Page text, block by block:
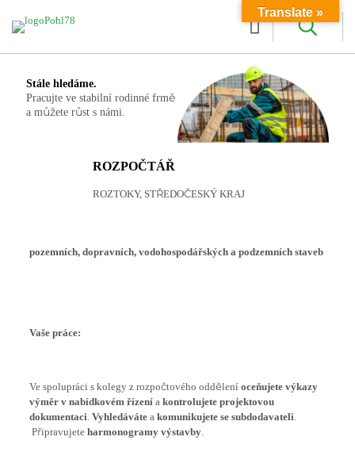
Stále hledáme.
Pracujte ve stabilní rodinné frmě
a můžete růst s námi.
ROZPOČTÁŘ
ROZTOKY, STŘEDOČESKÝ KRAJ
pozemních, dopravních, vodohospodářských a podzemních staveb
Vaše práce:
Ve spolupráci s kolegy z rozpočtového oddělení oceňujete výkazy
výměr v nabídkovém řízenía kontrolujete projektovou
dokumentaci. Vyhledávátea komunikujete se subdodavateli.
Připravujete harmonogramy výstavby.
Translate »